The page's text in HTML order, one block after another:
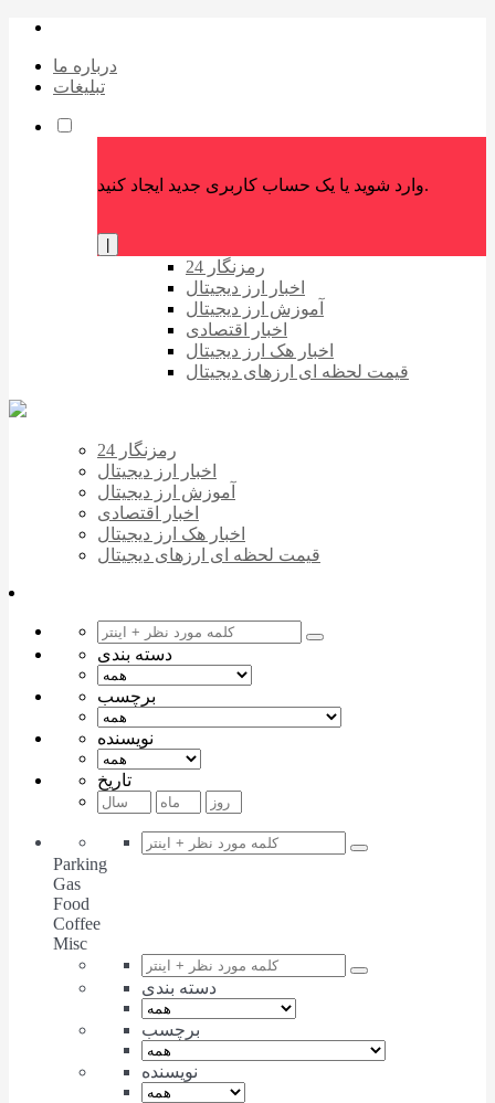
درباره ما
تبلیغات
وارد شوید یا یک حساب کاربری جدید ایجاد کنید.
رمزنگار 24
اخبار ارز دیجیتال
آموزش ارز دیجیتال
اخبار اقتصادی
اخبار هک ارز دیجیتال
قیمت لحظه ای ارزهای دیجیتال
رمزنگار 24
اخبار ارز دیجیتال
آموزش ارز دیجیتال
اخبار اقتصادی
اخبار هک ارز دیجیتال
قیمت لحظه ای ارزهای دیجیتال
دسته بندی
برچسب
نویسنده
تاریخ
Parking
Gas
Food
Coffee
Misc
دسته بندی
برچسب
نویسنده